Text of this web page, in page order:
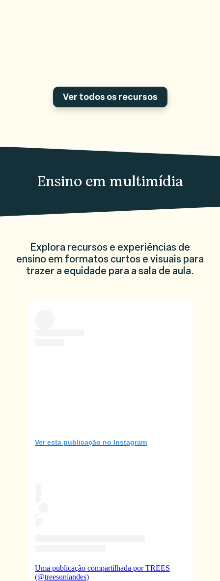
Ver todos os recursos
Ensino em multimídia
Explora recursos e experiências de
ensino em formatos curtos e visuais para
trazer a equidade para a sala de aula.
Ver esta publicação no Instagram
Uma publicação compartilhada por TREES
(@treesuniandes)